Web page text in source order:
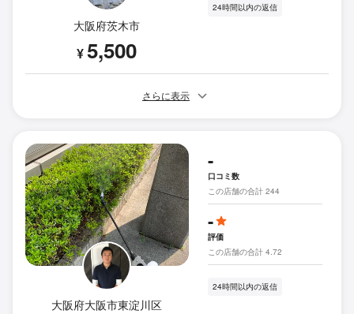
大阪府茨木市
¥5,500
24時間以内の返信
さらに表示
大阪府大阪市東淀川区
-
口コミ数
この店舗の合計 244
-
評価
この店舗の合計 4.72
24時間以内の返信